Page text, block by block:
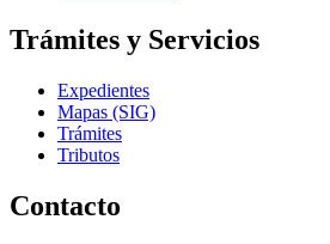
Trámites y Servicios
Expedientes
Mapas (SIG)
Trámites
Tributos
Contacto